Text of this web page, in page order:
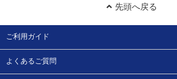
先頭へ戻る
ご利用ガイド
よくあるご質問